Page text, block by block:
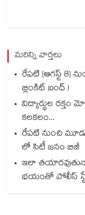
మరిన్ని వార్తలు
రేపటి (ఆగస్ట్ 8)
బ్లింకిట్ బంద్ !
విద్యార్థుల రక్తం
కలకలం...
రేపటి నుంచి
లో సిటీ జనం బిజీ
ఇలా
భయంతో పోలీస్